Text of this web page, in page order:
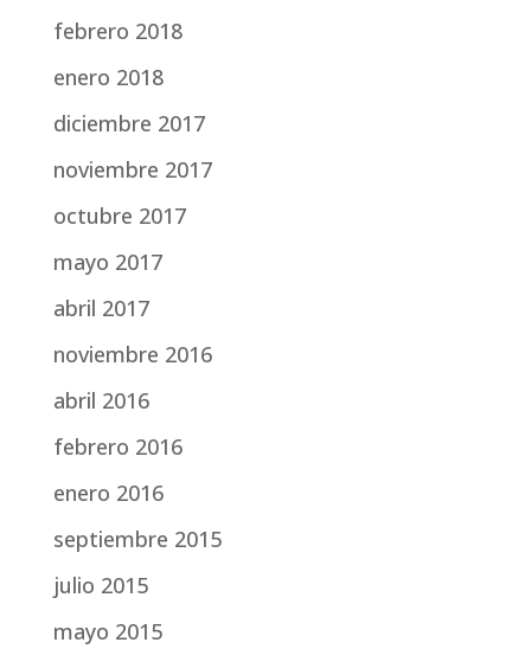
febrero 2018
enero 2018
diciembre 2017
noviembre 2017
octubre 2017
mayo 2017
abril 2017
noviembre 2016
abril 2016
febrero 2016
enero 2016
septiembre 2015
julio 2015
mayo 2015